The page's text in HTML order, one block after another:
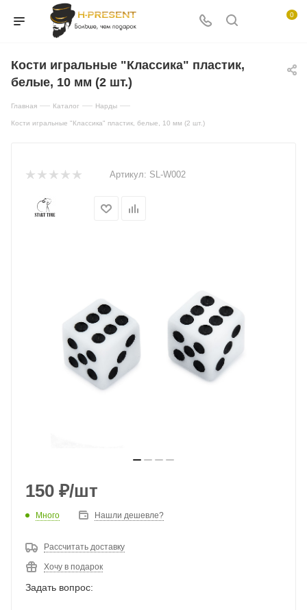
0
Кости игральные "Классика" пластик,
белые, 10 мм (2 шт.)
Главная — Каталог — Нарды —
Кости игральные "Классика" пластик, белые, 10 мм (2 шт.)
Артикул: SL-W002
150 ₽/шт
Много Нашли дешевле?
Рассчитать доставку
Хочу в подарок
Задать вопрос: